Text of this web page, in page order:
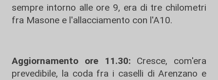
sempre intorno alle ore 9, era di tre chilometri
fra Masone e l'allacciamento con l'A10.
Aggiornamento ore 11.30: Cresce, com'era
prevedibile, la coda fra i caselli di Arenzano e